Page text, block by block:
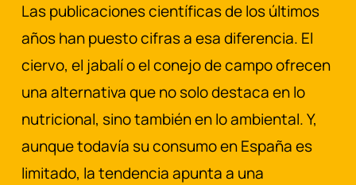
Las publicaciones científicas de los últimos
años han puesto cifras a esa diferencia. El
ciervo, el jabalí o el conejo de campo ofrecen
una alternativa que no solo destaca en lo
nutricional, sino también en lo ambiental. Y,
aunque todavía su consumo en España es
limitado, la tendencia apunta a una